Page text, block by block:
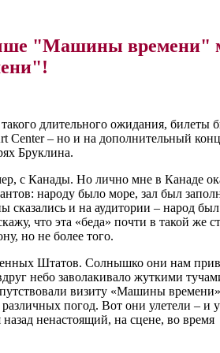
"Машины времени"
длительного ожидания, билеты
Center – но и на дополнительный
Бруклина.
с Канады. Но лично мне в Канаде
народу было море, зал был
сказались и на аудитории – народ был
что эта «беда» почти в такой же
но не более того.
Штатов. Солнышко они нам
небо заволакивало жуткими
визиту «Машины
погод. Вот они улетели – и
ненастоящий, на сцене, во время